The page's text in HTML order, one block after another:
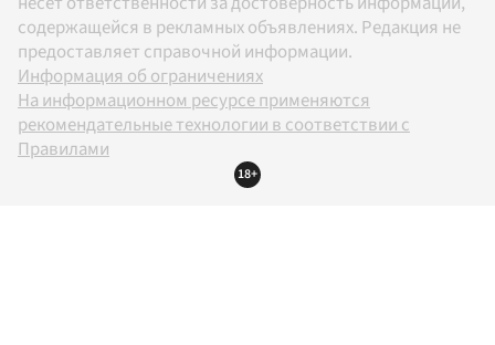
содержащейся в рекламных объявлениях. Редакция не
предоставляет справочной информации.
Информация об ограничениях
На информационном ресурсе применяются
рекомендательные технологии в соответствии с
Правилами
18+